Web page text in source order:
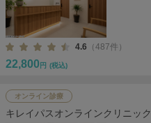
4.6 （487件）
22,800 円 (税込)
オンライン診療
キレイパスオンラインクリニック